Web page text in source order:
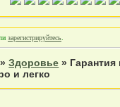
зарегистрируйтесь
»Здоровье » Гарантия
и легко